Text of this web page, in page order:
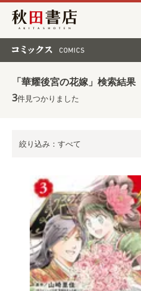
秋田書店
「華耀後宮の花嫁」検索結果
3件見つかりました
絞り込み：すべて